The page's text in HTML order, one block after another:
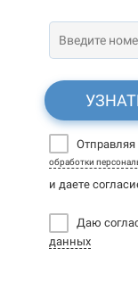
Отправляя
обработки
и даете
Даю
данных